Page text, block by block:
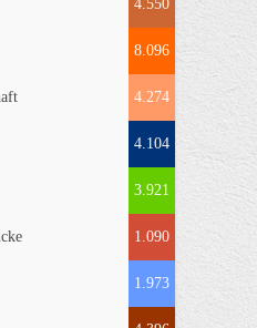
4.550
8.096
4.274
4.104
3.921
1.090
1.973